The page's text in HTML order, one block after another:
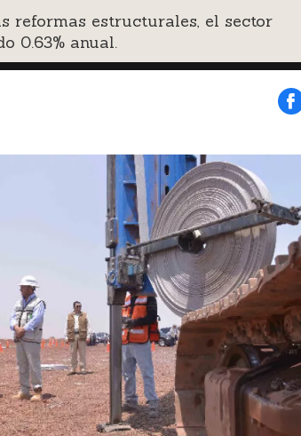
reformas estructurales, el sector
0.63% anual.